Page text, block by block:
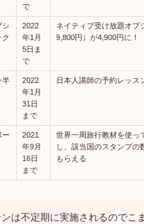
で
シ
2022
年1月
5日ま
で
ネイティブ受け放題オプ
9,800円）が4,900円に！
半
2022
年1月
31日
まで
日本人講師の予約レッス
ー
2021
年9月
16日
まで
世界一周旅行教材を使っ
し、該当国のスタンプの
もらえる
は不定期に実施されるのでこ